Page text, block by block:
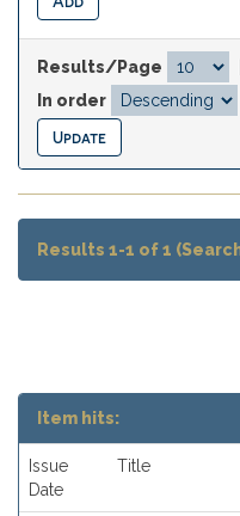
Results/Page
In order
Results 1-1 of 1
Item hits:
Issue
Date
Title